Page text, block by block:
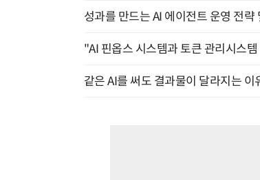
성과를 만드는 AI 에이전트 운영 전략
"AI 핀옵스 시스템과 토큰 관리시스
같은 AI를 써도 결과물이 달라지는